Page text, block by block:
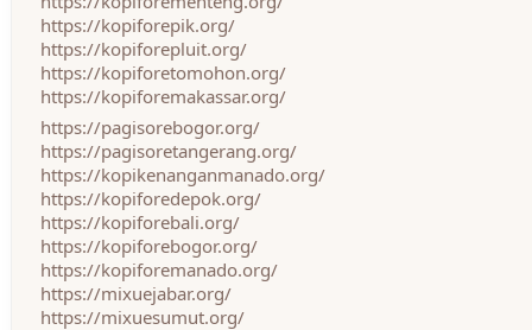
https://kopiforepik.org/
https://kopiforepluit.org/
https://kopiforetomohon.org/
https://kopiforemakassar.org/
https://pagisorebogor.org/
https://pagisoretangerang.org/
https://kopikenanganmanado.org/
https://kopiforedepok.org/
https://kopiforebali.org/
https://kopiforebogor.org/
https://kopiforemanado.org/
https://mixuejabar.org/
https://mixuesumut.org/